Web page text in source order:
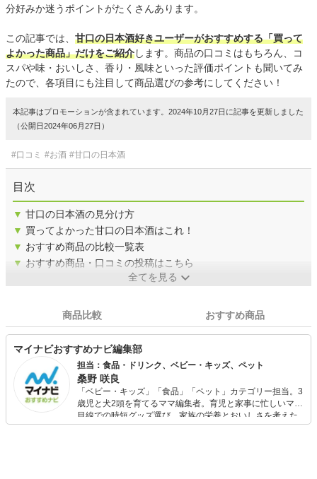
分好みか迷うポイントがたくさんあります。
この記事では、 甘口の日本酒好きユーザーがおすすめする「買って
よかった商品」だけをご紹介します。商品の口コミはもちろん、コ
スパや味・おいしさ、香り・風味といった評価ポイントも聞いてみ
たので、各項目にも注目して商品選びの参考にしてください！
本記事はプロモーションが含まれています。2024年10月27日に記事を更新しました
（公開日2024年06月27日）
#口コミ #お酒 #甘口の日本酒
目次
▼ 甘口の日本酒の見分け方
▼ 買ってよかった甘口の日本酒はこれ！
▼ おすすめ商品の比較一覧表
▼ おすすめ商品・口コミの投稿はこちら
全てを見る
商品比較 おすすめ商品
マイナビおすすめナビ編集部
担当：食品・ドリンク、ベビー・キッズ、ペット
桑野 咲良
「ベビー・キッズ」「食品」「ペット」カテゴリー担当。3
歳児と犬2頭を育てるママ編集者。育児と家事に忙しいママ
目線での時短グッズ選び、家族の栄養とおいしさを考えた
食品選び、束の間のリラックスタイムを楽しむためのスイ